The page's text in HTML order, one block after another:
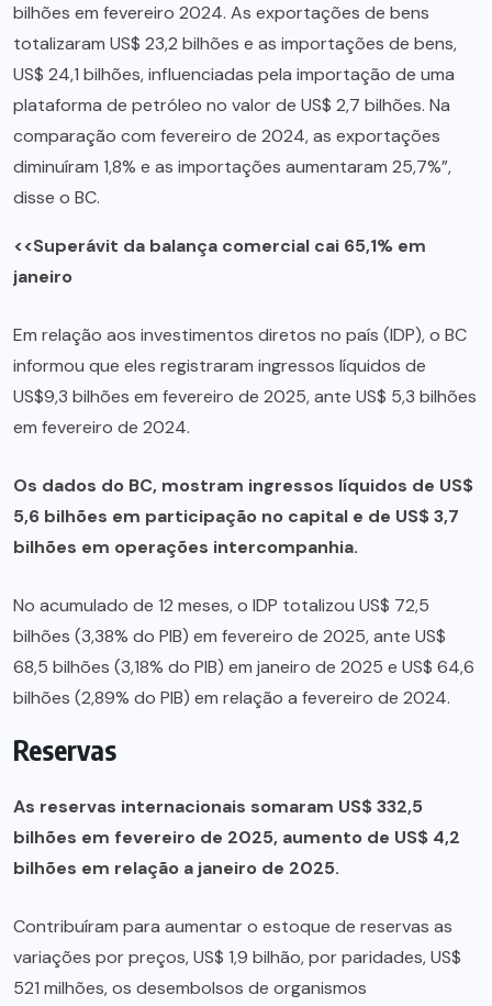
bilhões em fevereiro 2024. As exportações de bens
totalizaram US$ 23,2 bilhões e as importações de bens,
US$ 24,1 bilhões, influenciadas pela importação de uma
plataforma de petróleo no valor de US$ 2,7 bilhões. Na
comparação com fevereiro de 2024, as exportações
diminuíram 1,8% e as importações aumentaram 25,7%”,
disse o BC.
<<Superávit da balança comercial cai 65,1% em
janeiro
Em relação aos investimentos diretos no país (IDP), o BC
informou que eles registraram ingressos líquidos de
US$9,3 bilhões em fevereiro de 2025, ante US$ 5,3 bilhões
em fevereiro de 2024.
Os dados do BC, mostram ingressos líquidos de US$
5,6 bilhões em participação no capital e de US$ 3,7
bilhões em operações intercompanhia.
No acumulado de 12 meses, o IDP totalizou US$ 72,5
bilhões (3,38% do PIB) em fevereiro de 2025, ante US$
68,5 bilhões (3,18% do PIB) em janeiro de 2025 e US$ 64,6
bilhões (2,89% do PIB) em relação a fevereiro de 2024.
Reservas
As reservas internacionais somaram US$ 332,5
bilhões em fevereiro de 2025, aumento de US$ 4,2
bilhões em relação a janeiro de 2025.
Contribuíram para aumentar o estoque de reservas as
variações por preços, US$ 1,9 bilhão, por paridades, US$
521 milhões, os desembolsos de organismos